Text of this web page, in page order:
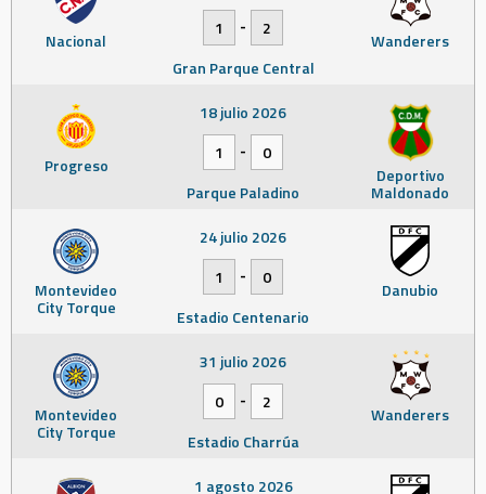
Nacional Wanderers
1
-
2
Gran Parque Central
Progreso Deportivo
Maldonado
18 julio 2026
1
-
0
Parque Paladino
Montevideo
City Torque
Danubio
24 julio 2026
1
-
0
Estadio Centenario
Montevideo
City Torque
Wanderers
31 julio 2026
0
-
2
Estadio Charrúa
1 agosto 2026